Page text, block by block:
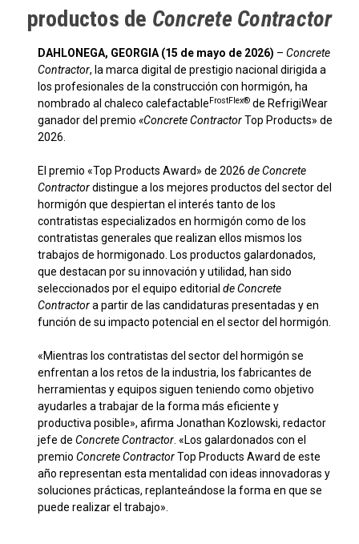
productos de Concrete Contractor
DAHLONEGA, GEORGIA (15 de mayo de 2026) – Concrete
Contractor, la marca digital de prestigio nacional dirigida a
los profesionales de la construcción con hormigón, ha
nombrado al chaleco calefactableFrostFlex®de RefrigiWear
ganador del premio «Concrete ContractorTop Products» de
2026.
El premio «Top Products Award» de 2026 de Concrete
Contractordistingue a los mejores productos del sector del
hormigón que despiertan el interés tanto de los
contratistas especializados en hormigón como de los
contratistas generales que realizan ellos mismos los
trabajos de hormigonado. Los productos galardonados,
que destacan por su innovación y utilidad, han sido
seleccionados por el equipo editorial de Concrete
Contractora partir de las candidaturas presentadas y en
función de su impacto potencial en el sector del hormigón.
«Mientras los contratistas del sector del hormigón se
enfrentan a los retos de la industria, los fabricantes de
herramientas y equipos siguen teniendo como objetivo
ayudarles a trabajar de la forma más eficiente y
productiva posible», afirma Jonathan Kozlowski, redactor
jefe de Concrete Contractor. «Los galardonados con el
premio Concrete ContractorTop Products Award de este
año representan esta mentalidad con ideas innovadoras y
soluciones prácticas, replanteándose la forma en que se
puede realizar el trabajo».